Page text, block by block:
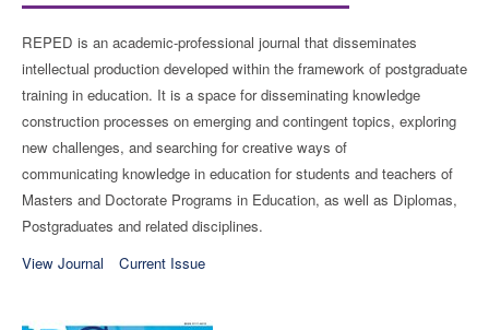
REPED is an academic-professional journal that disseminates
intellectual production developed within the framework of postgraduate
training in education. It is a space for disseminating knowledge
construction processes on emerging and contingent topics, exploring
new challenges, and searching for creative ways of
communicating knowledge in education for students and teachers of
Masters and Doctorate Programs in Education, as well as Diplomas,
Postgraduates and related disciplines.
View Journal
Current Issue